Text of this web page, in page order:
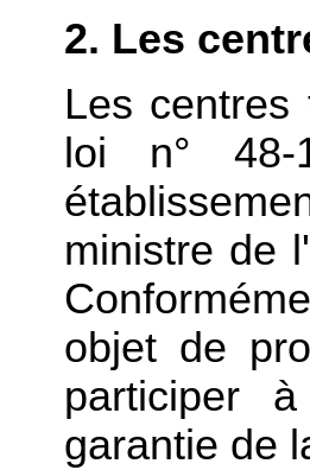
2. Les
Les centres
loi n°
ministre de
objet de
participer
garantie de